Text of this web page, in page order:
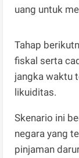
uang untuk
Tahap
fiskal serta
jangka waktu
likuiditas.
Skenario ini
negara yang
pinjaman